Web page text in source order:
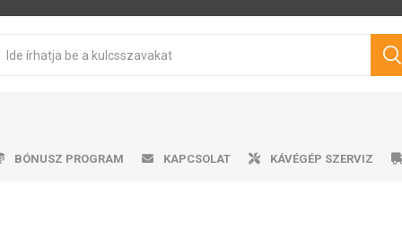
BÓNUSZ PROGRAM KAPCSOLAT KÁVÉGÉP SZERVIZ